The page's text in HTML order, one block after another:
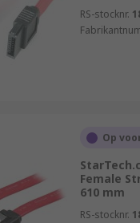
RS-stocknr.
Op
Female
610 mm
RS-stocknr.